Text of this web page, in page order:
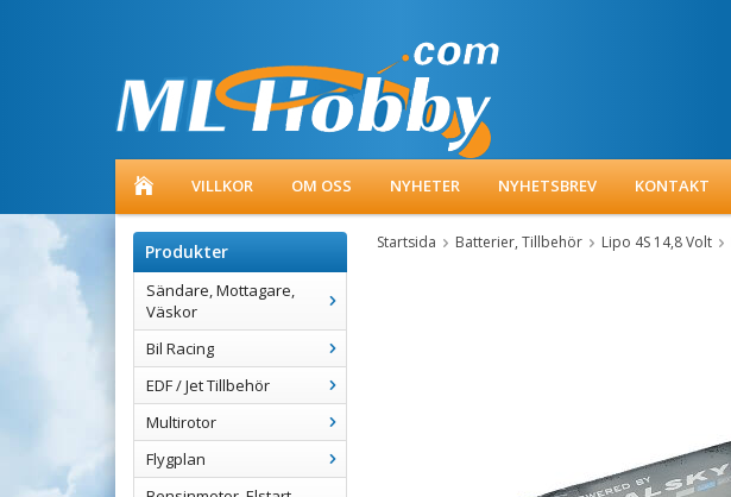
VILLKOR OM OSS NYHETER NYHETSBREV KONTAKT
Produkter
Sändare, Mottagare,
Väskor
Bil Racing
EDF / Jet Tillbehör
Multirotor
Flygplan
Startsida Batterier, Tillbehör Lipo 4S 14,8 Volt